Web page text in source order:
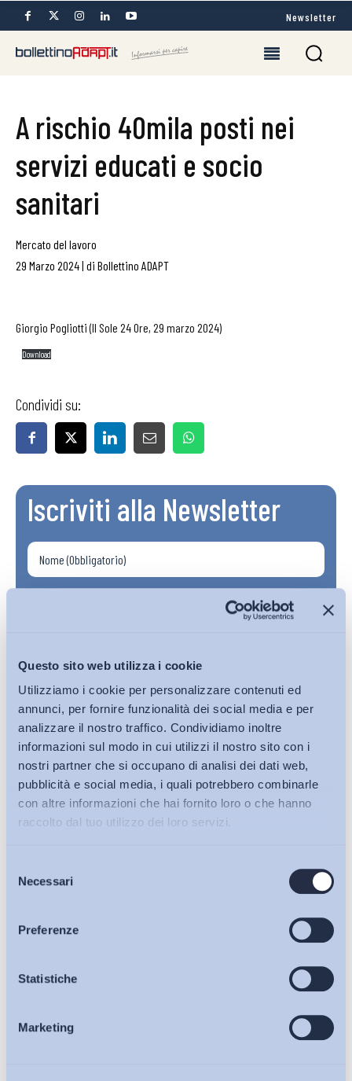
Questo sito web utilizza i cookie
Utilizziamo i cookie per personalizzare contenuti ed
annunci, per fornire funzionalità dei social media e per
analizzare il nostro traffico. Condividiamo inoltre
informazioni sul modo in cui utilizzi il nostro sito con i
nostri partner che si occupano di analisi dei dati web,
pubblicità e social media, i quali potrebbero combinarle
con altre informazioni che hai fornito loro o che hanno
raccolto dal tuo utilizzo dei loro servizi.
delNecessari
Preferenze
Statistiche
Marketing
Bollettini ADAPT
Articoli
Osservatori
Eventi
Newsletter
A rischio 40mila posti nei
servizi educati e socio
sanitari
Mercato del lavoro
29 Marzo 2024| di Bollettino ADAPT
Giorgio Pogliotti (Il Sole 24 Ore, 29 marzo 2024)
Download
Condividi su:
Iscriviti alla Newsletter
sulla pagina della
Iscriviti